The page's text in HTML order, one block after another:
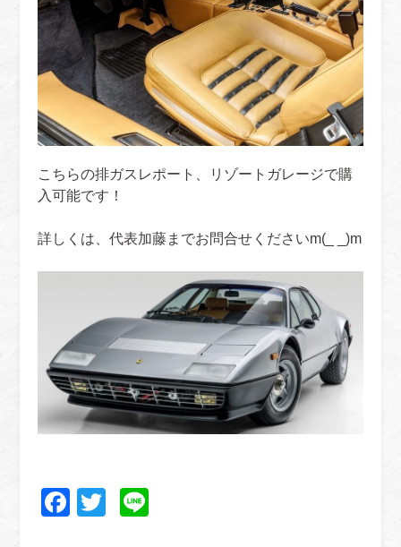
こちらの排ガスレポート、リゾートガレージで購
入可能です！
詳しくは、代表加藤までお問合せくださいm(_ _)m
Facebook
Twitter